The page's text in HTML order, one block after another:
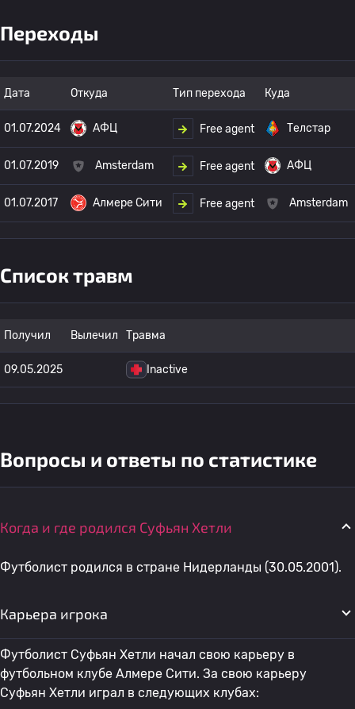
Переходы
Дата Откуда Тип перехода Куда
01.07.2024 АФЦ Free agent Телстар
01.07.2019 Amsterdam Free agent АФЦ
01.07.2017 Алмере Сити Free agent Amsterdam
Список травм
Получил Вылечил Травма
09.05.2025 Inactive
Вопросы и ответы по статистике
Когда и где родился Суфьян Хетли
Футболист родился в стране Нидерланды (30.05.2001).
Карьера игрока
Футболист Суфьян Хетли начал свою карьеру в
футбольном клубе Алмере Сити. За свою карьеру
Суфьян Хетли играл в следующих клубах: